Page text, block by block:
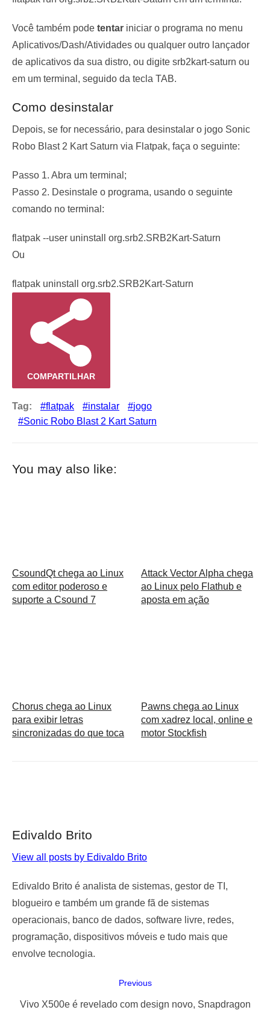
Você também pode tentar iniciar o programa no menu
Aplicativos/Dash/Atividades ou qualquer outro lançador
de aplicativos da sua distro, ou digite srb2kart-saturn ou
em um terminal, seguido da tecla TAB.
Como desinstalar
Depois, se for necessário, para desinstalar o jogo Sonic
Robo Blast 2 Kart Saturn via Flatpak, faça o seguinte:
Passo 1. Abra um terminal;
Passo 2. Desinstale o programa, usando o seguinte
comando no terminal:
flatpak --user uninstall org.srb2.SRB2Kart-Saturn
Ou
flatpak uninstall org.srb2.SRB2Kart-Saturn
COMPARTILHAR
Tag: flatpak instalar
jogo
Sonic Robo Blast 2 Kart Saturn
You may also like:
CsoundQt chega ao Linux
com editor poderoso e
suporte a Csound 7
Attack Vector Alpha chega
ao Linux pelo Flathub e
aposta em ação
Chorus chega ao Linux
para exibir letras
sincronizadas do que toca
Pawns chega ao Linux
com xadrez local, online e
motor Stockfish
Edivaldo Brito
View all posts by Edivaldo Brito
Edivaldo Brito é analista de sistemas, gestor de TI,
blogueiro e também um grande fã de sistemas
operacionais, banco de dados, software livre, redes,
programação, dispositivos móveis e tudo mais que
envolve tecnologia.
de
Previous
Previous
Vivo X500e é revelado com design novo, Snapdragon